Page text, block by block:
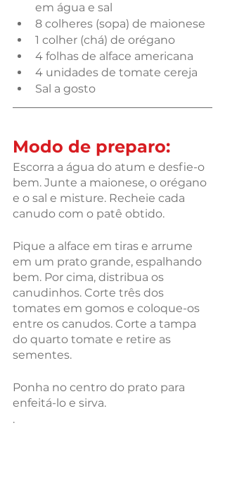
em água e sal
8 colheres (sopa) de maionese
1 colher (chá) de orégano
4 folhas de alface americana
4 unidades de tomate cereja
Sal a gosto
Modo de preparo:
Escorra a água do atum e desfie-o
bem. Junte a maionese, o orégano
e o sal e misture. Recheie cada
canudo com o patê obtido.
Pique a alface em tiras e arrume
em um prato grande, espalhando
bem. Por cima, distribua os
canudinhos. Corte três dos
tomates em gomos e coloque-os
entre os canudos. Corte a tampa
do quarto tomate e retire as
sementes.
Ponha no centro do prato para
enfeitá-lo e sirva.
.